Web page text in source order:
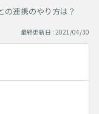
の連携のやり方は？
最終更新日 : 2021/04/30